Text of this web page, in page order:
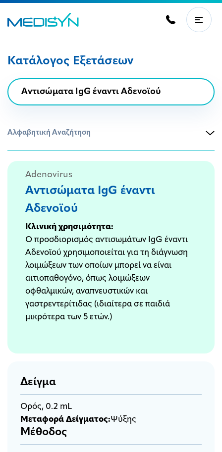
Κατάλογος Εξετάσεων
Αλφαβητική Αναζήτηση
Adenovirus
Αντισώματα IgG έναντι
Αδενοϊού
Κλινική χρησιμότητα:
Ο προσδιορισμός αντισωμάτων IgG έναντι
Αδενοϊού χρησιμοποιείται για τη διάγνωση
λοιμώξεων των οποίων μπορεί να είναι
αιτιοπαθογόνο, όπως λοιμώξεων
οφθαλμικών, αναπνευστικών και
γαστρεντερίτιδας (ιδιαίτερα σε παιδιά
μικρότερα των 5 ετών.)
Δείγμα
Ορός, 0.2 mL
Μεταφορά Δείγματος:Ψύξης
Μέθοδος